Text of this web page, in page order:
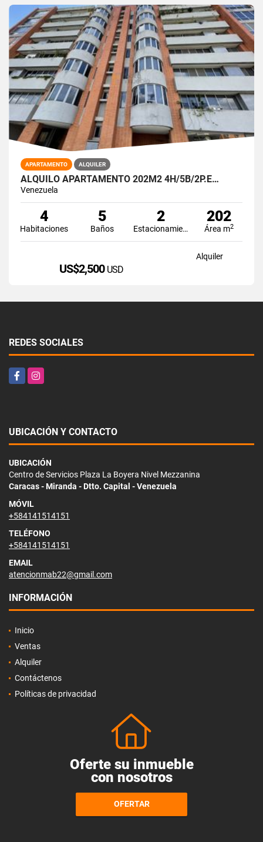
APARTAMENTO ALQUILER
ALQUILO APARTAMENTO 202M2 4H/5B/2P.E…
Venezuela
4
Habitaciones
5
Baños
2
Estacionamiento
202
Área m2
Alquiler
US$2,500 USD
REDES SOCIALES
FacebookInstagram
UBICACIÓN Y CONTACTO
UBICACIÓN
Centro de Servicios Plaza La Boyera Nivel Mezzanina
Caracas - Miranda - Dtto. Capital - Venezuela
MÓVIL
+584141514151
TELÉFONO
+584141514151
EMAIL
atencionmab22@gmail.com
INFORMACIÓN
Inicio
Ventas
Alquiler
Contáctenos
Políticas de privacidad
Oferte su inmueble
con nosotros
OFERTAR